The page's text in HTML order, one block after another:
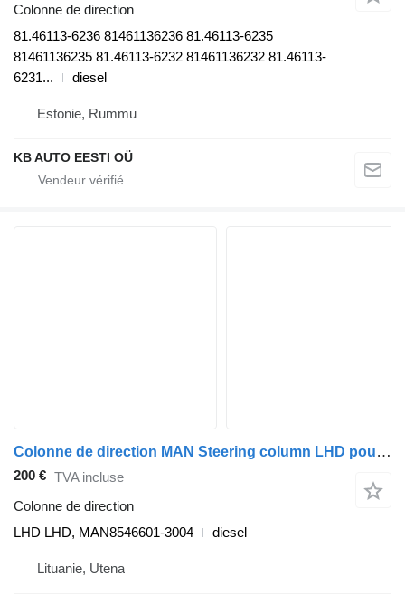
Colonne de direction
81.46113-6236 81461136236 81.46113-6235
81461136235 81.46113-6232 81461136232 81.46113-
6231...
diesel
Estonie, Rummu
KB AUTO EESTI OÜ
Colonne de direction MAN Steering column LHD pour camion MAN LE8.180
200 € TVA incluse
Colonne de direction
LHD LHD, MAN8546601-3004
diesel
Lituanie, Utena